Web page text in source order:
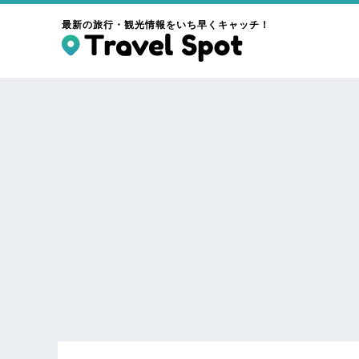
最新の旅行・観光情報をいち早くキャッチ！